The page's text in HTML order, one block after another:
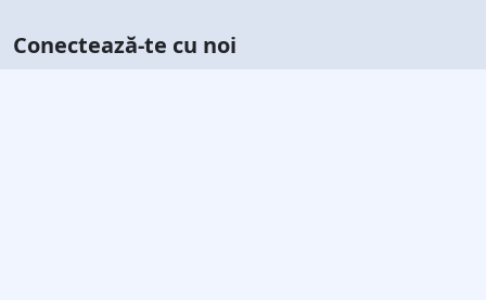
Conectează-te cu noi